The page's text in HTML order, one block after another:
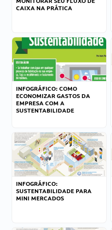
CAIXA NA PRÁTICA
INFOGRÁFICO: COMO
ECONOMIZAR GASTOS DA
EMPRESA COM A
SUSTENTABILIDADE
INFOGRÁFICO:
SUSTENTABILIDADE PARA
MINI MERCADOS